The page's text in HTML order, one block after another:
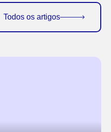
Todos os artigos